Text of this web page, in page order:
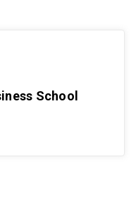
School